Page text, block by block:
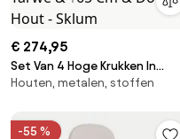
€ 274,95
Set Van 4 Hoge Krukken In
Glamm-fluweel Bruin - Tarwe &
Houten, metalen, stoffen
-55 %